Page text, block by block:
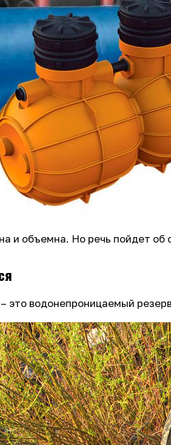
и объемна. Но речь пойдет
водонепроницаемый